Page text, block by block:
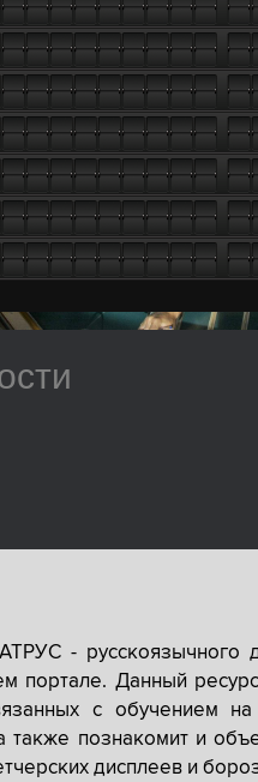
-
портале. Данный
с обучением
познакомит и
дисплеев и